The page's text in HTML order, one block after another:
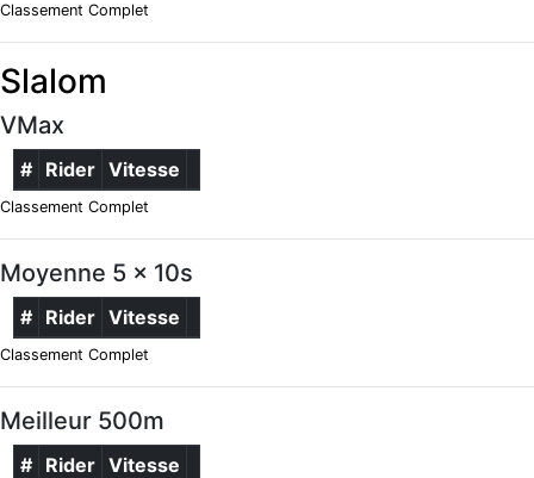
Classement Complet
Slalom
VMax
# Rider Vitesse
Classement Complet
Moyenne 5 x 10s
# Rider Vitesse
Classement Complet
Meilleur 500m
# Rider Vitesse